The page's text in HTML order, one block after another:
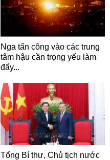
Nga tấn công vào các trung
tâm hậu cần trọng yếu làm
đẩy...
Tổng Bí thư, Chủ tịch nước